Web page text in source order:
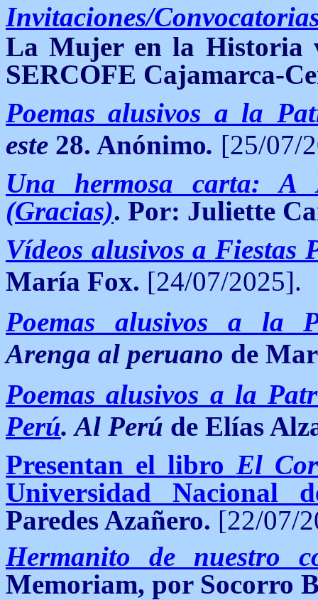
Invitaciones/
La Mujer en la Historia
SERCOFE Cajamarca-
Poemas alusivos a la
este 28. Anónimo. [25/07/
Una hermosa carta: A
(Gracias). Por: Juliette
Vídeos alusivos a Fiestas
María Fox. [24/07/2025].
Poemas alusivos a la
Arenga al peruano de
Poemas alusivos a la
Perú. Al Perú de Elías
Presentan el libroEl
Universidad Nacional
Paredes Azañero. [22/07/
Hermanito de nuestro
Memoriam, por Socorro